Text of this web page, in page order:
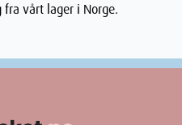
vårt lager i Norge.